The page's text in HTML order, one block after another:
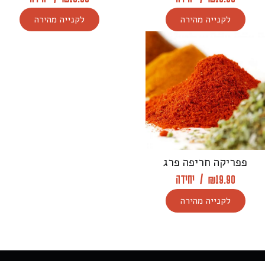
לקנייה מהירה לקנייה מהירה
פפריקה חריפה פרג
₪19.90
/ יחידה
לקנייה מהירה